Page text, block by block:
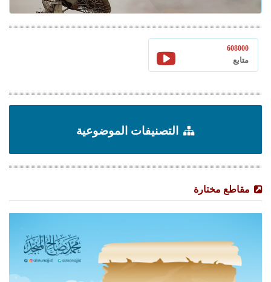
608000
متابع
التصنيفات الموضوعية
مقاطع مختارة